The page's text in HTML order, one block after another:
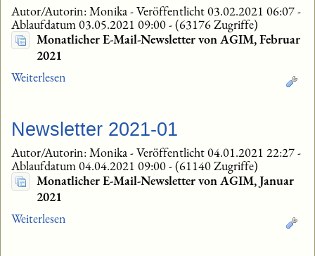
Autor/Autorin: Monika-Veröffentlicht 03.02.2021 06:07-
Ablaufdatum 03.05.2021 09:00-(63176 Zugriffe)
Monatlicher E-Mail-Newsletter von AGIM, Februar
2021
Weiterlesen
Newsletter 2021-01
Autor/Autorin: Monika-Veröffentlicht 04.01.2021 22:27-
Ablaufdatum 04.04.2021 09:00-(61140 Zugriffe)
Monatlicher E-Mail-Newsletter von AGIM, Januar
2021
Weiterlesen